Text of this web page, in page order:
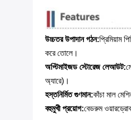
উচ্চতর উপাদান গঠন:প্রিমিয়াম
করে তোলে।
অপ্টিমাইজড স্টোরেজ লেআউট:
অ্যারে)।
হস্তনির্মিত গুণমান:কাঁচা মাল
বহুমুখী প্রয়োগ:বেডরুম